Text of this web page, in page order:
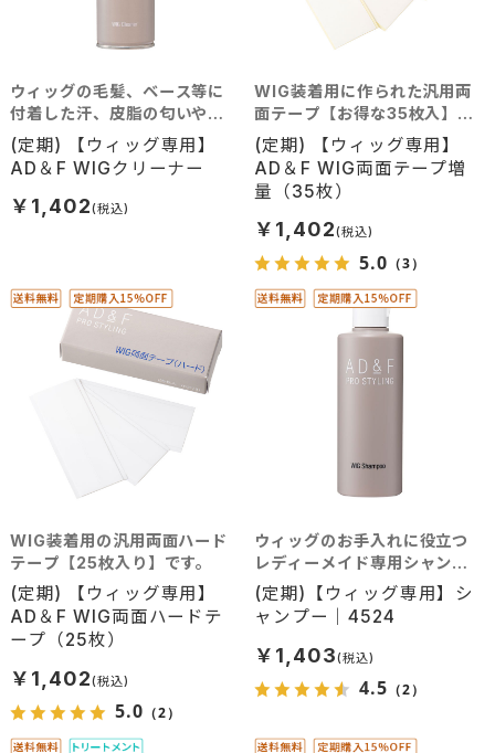
(定期) 【ウィッグ専用】
AD＆F WIGクリーナー
ウィッグの毛髪、ベース等に
付着した汗、皮脂の匂いや汚
れをきれいに取り除きます。
￥1,402
(定期) 【ウィッグ専用】
AD＆F WIG両面テープ増
量（35枚）
WIG装着用に作られた汎用両
面テープ【お得な35枚入】で
す。
￥1,402
5.0 （3）
(定期) 【ウィッグ専用】
AD＆F WIG両面ハードテ
ープ（25枚）
WIG装着用の汎用両面ハード
テープ【25枚入り】です。
￥1,402
5.0 （2）
(定期)【ウィッグ専用】シ
ャンプー｜4524
ウィッグのお手入れに役立つ
レディーメイド専用シャンプ
ーです。
￥1,403
4.5 （2）